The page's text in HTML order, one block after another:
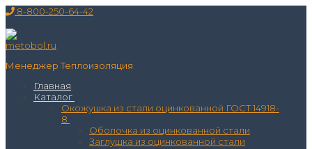
Перейти
содержимому
Меню
Закрыть
8-800-250-64-42
Менеджер Теплоизоляция
Главная
Каталог
Окожушка из стали оцинкованной ГОСТ 14918-
8
Оболочка из оцинкованной стали
Заглушка из оцинкованной стали